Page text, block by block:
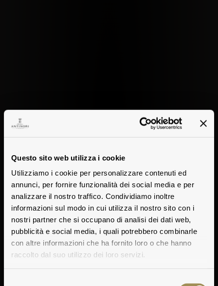
Questo sito web utilizza i cookie
Utilizziamo i cookie per personalizzare contenuti ed
annunci, per fornire funzionalità dei social media e per
analizzare il nostro traffico. Condividiamo inoltre
informazioni sul modo in cui utilizza il nostro sito con i
nostri partner che si occupano di analisi dei dati web,
pubblicità e social media, i quali potrebbero combinarle
con altre informazioni che ha fornito loro o che hanno
raccolto dal suo utilizzo dei loro servizi.